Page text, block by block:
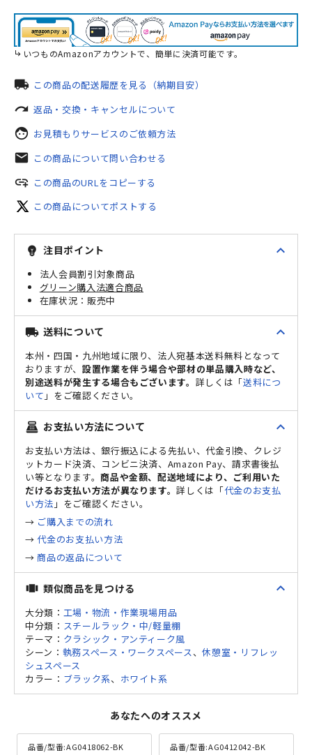
いつものAmazonアカウントで、簡単に決済可能です。
local_shipping この商品の配送履歴を見る（納期目安）
redo 返品・交換・キャンセルについて
face お見積もりサービスのご依頼方法
mail この商品について問い合わせる
add_link この商品のURLをコピーする
この商品についてポストする
emoji_objects 注目ポイント expand_less
法人会員割引対象商品
グリーン購入法適合商品
販売中
local_shipping 送料について expand_less
本州・四国・九州地域に限り、法人宛基本送料無料となって
おりますが、 設置作業を伴う場合や部材の単品購入時など、
別途送料が発生する場合もございます。 詳しくは「送料につ
いて 」をご確認ください。
point_of_sale お支払い方法について expand_less
お支払い方法は、銀行振込による先払い、代金引換、クレジ
ットカード決済、コンビニ決済、Amazon Pay、請求書後払
い等となります。商品や金額、配送地域により、ご利用いた
だけるお支払い方法が異なります。詳しくは「代金のお支払
い方法 」をご確認ください。
→ ご購入までの流れ
→代金のお支払い方法
→ 商品の返品について
view_carousel 類似商品を見つける expand_less
大分類： 工場・物流・作業現場用品
中分類： スチールラック・中/軽量棚
テーマ： クラシック・アンティーク風
シーン： 執務スペース・ワークスペース 、休憩室・リフレッ
シュスペース
カラー： ブラック系、 ホワイト系
あなたへのオススメ
品番/型番:AG0418062-BK 品番/型番:AG0412042-BK